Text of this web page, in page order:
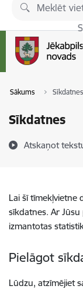
Pāriet uz lapas
Sākums Sīkdatnes
Sīkdatnes
Atskaņot
Lai šī tīmekļvietne
sīkdatnes. Ar
izmantotas
Pielāgot
Lūdzu, atzīmējiet